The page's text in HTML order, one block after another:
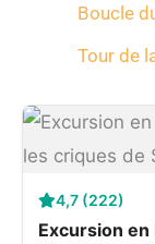
Boucle
Tour de
4,7 (222)
Excursion